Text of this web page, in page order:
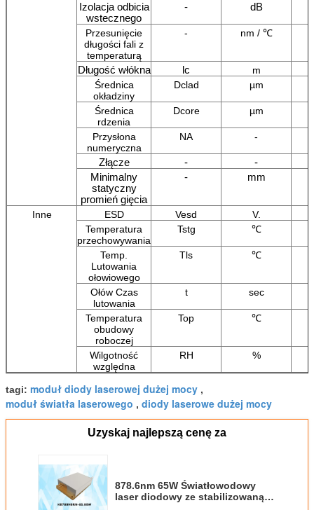
Izolacja odbicia
wstecznego
- dB
Przesunięcie
długości fali z
temperaturą
- nm / ℃
Długość włókna lc
m
Średnica
okładziny
Dclad µm
Średnica
rdzenia
Dcore µm
Przysłona
numeryczna
NA -
Złącze -
-
Minimalny
statyczny
promień gięcia
- mm
Inne ESD Vesd
V.
Temperatura
przechowywania
Tstg ℃
Temp.
Lutowania
ołowiowego
Tls ℃
Ołów Czas
lutowania
t sec
Temperatura
obudowy
roboczej
Top ℃
Wilgotność
względna
RH %
tagi: moduł diody laserowej dużej mocy ,
moduł światła laserowego , diody laserowe dużej mocy
Uzyskaj najlepszą cenę za
878.6nm 65W Światłowodowy
laser diodowy ze stabilizowaną